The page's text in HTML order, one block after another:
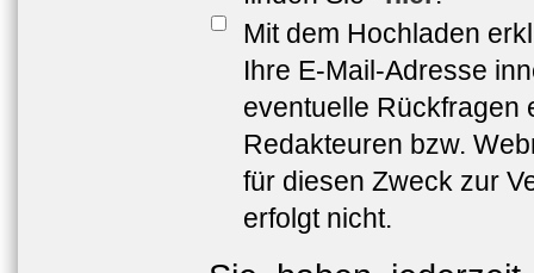
Mit dem Hochladen
Ihre E-Mail-Adresse
eventuelle Rückfragen
Redakteuren bzw.
für diesen Zweck zur
erfolgt nicht.